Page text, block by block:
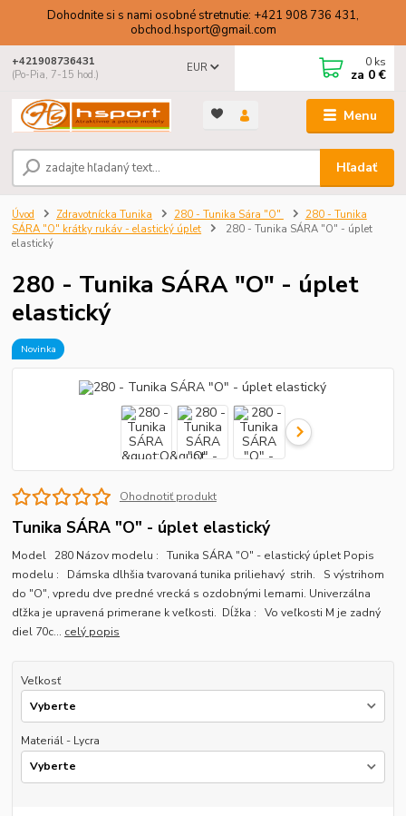
Dohodnite si s nami osobné stretnutie: +421 908 736 431,
obchod.hsport@gmail.com
Menu
EUR
Hľadať
+421908736431
(Po-Pia, 7-15 hod.)
0 ks
za 0 €
Úvod Zdravotnícka Tunika 280 - Tunika Sára "O"
280 - Tunika
SÁRA "O" krátky rukáv - elastický úplet
280 - Tunika SÁRA "O" - úplet
elastický
280 - Tunika SÁRA "O" - úplet
elastický
Novinka
Ohodnotiť produkt
Tunika SÁRA "O" - úplet elastický
Model 280 Názov modelu : Tunika SÁRA "O" - elastický úplet Popis
modelu : Dámska dlhšia tvarovaná tunika priliehavý strih. S výstrihom
do "O", vpredu dve predné vrecká s ozdobnými lemami. Univerzálna
dľžka je upravená primerane k veľkosti. Dĺžka : Vo veľkosti M je zadný
diel 70c... celý popis
Veľkosť
Materiál - Lycra